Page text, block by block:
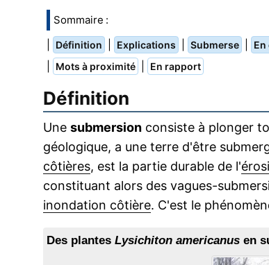
Sommaire :
Définition Explications Submerse
Mots à proximité En rapport
Définition
Une submersion consiste à plonger
géologique, a une terre d'être
côtières, est la partie durable de l'
constituant alors des vagues-
inondation côtière. C'est le
Des plantes Lysichiton americanus en